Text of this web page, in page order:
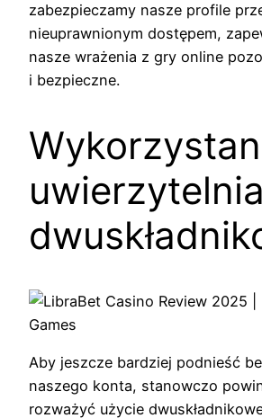
zabezpieczamy nasze profile
nieuprawnionym dostępem,
nasze wrażenia z gry online
i bezpieczne.
Aby jeszcze bardziej podnieść
naszego konta, stanowczo
rozważyć użycie